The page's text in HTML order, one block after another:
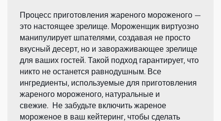
Процесс приготовления жареного мороженого —
это настоящее зрелище. Мороженщик виртуозно
манипулирует шпателями, создавая не просто
вкусный десерт, но и завораживающее зрелище
для ваших гостей. Такой подход гарантирует, что
никто не останется равнодушным. Все
ингредиенты, используемые для приготовления
жареного мороженого, натуральные и
свежие. Не забудьте включить жареное
мороженое в ваш кейтеринг, чтобы сделать